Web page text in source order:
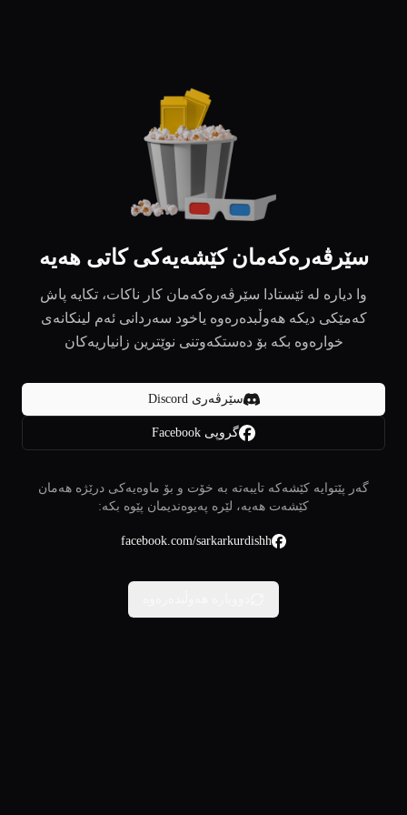
سێرڤەرەکەمان کێشەیەکی کاتی هەیە
وا دیارە لە ئێستادا سێرڤەرەکەمان کار ناکات، تکایە پاش
کەمێکی دیکە هەوڵبدەرەوە یاخود سەردانی ئەم لینکانەی
خوارەوە بکە بۆ دەستکەوتنی نوێترین زانیاریەکان
سێرڤەری Discord
گروپی Facebook
گەر پێتوایە کێشەکە تایبەتە بە خۆت و بۆ ماوەیەکی درێژە هەمان
کێشەت هەیە، لێرە پەیوەندیمان پێوە بکە:
facebook.com/sarkarkurdishh